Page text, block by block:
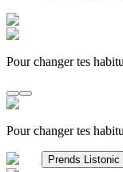
Pour changer tes
Pour changer tes
Prends Listonic